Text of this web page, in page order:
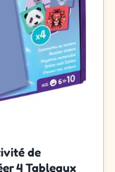
de
4 Tableaux